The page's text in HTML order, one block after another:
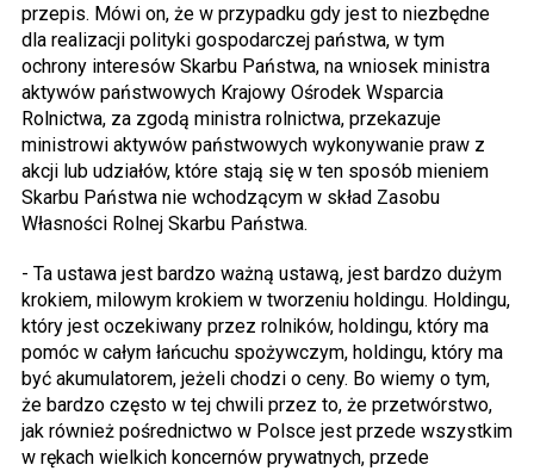
przepis. Mówi on, że w przypadku gdy jest to niezbędne
dla realizacji polityki gospodarczej państwa, w tym
ochrony interesów Skarbu Państwa, na wniosek ministra
aktywów państwowych Krajowy Ośrodek Wsparcia
Rolnictwa, za zgodą ministra rolnictwa, przekazuje
ministrowi aktywów państwowych wykonywanie praw z
akcji lub udziałów, które stają się w ten sposób mieniem
Skarbu Państwa nie wchodzącym w skład Zasobu
Własności Rolnej Skarbu Państwa.
- Ta ustawa jest bardzo ważną ustawą, jest bardzo dużym
krokiem, milowym krokiem w tworzeniu holdingu. Holdingu,
który jest oczekiwany przez rolników, holdingu, który ma
pomóc w całym łańcuchu spożywczym, holdingu, który ma
być akumulatorem, jeżeli chodzi o ceny. Bo wiemy o tym,
że bardzo często w tej chwili przez to, że przetwórstwo,
jak również pośrednictwo w Polsce jest przede wszystkim
w rękach wielkich koncernów prywatnych, przede